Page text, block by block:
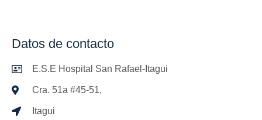
Datos de contacto
E.S.E Hospital San Rafael-Itagui
Cra. 51a #45-51,
Itagui